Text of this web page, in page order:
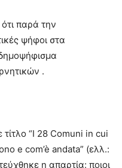
παρά την
ψήφοι στα
.
“I 28 Comuni in cui
e com’è andata” (ελλ.:
η απαρτία: ποιοι